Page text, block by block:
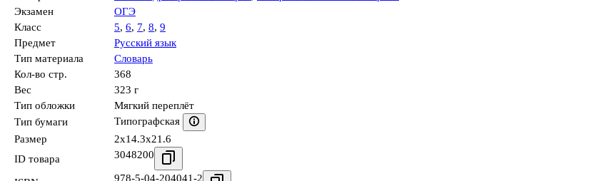
Экзамен
ОГЭ
Класс
5, 6, 7, 8, 9
Предмет
Русский язык
Тип материала
Словарь
Кол-во стр.
368
Вес
323 г
Тип обложки
Мягкий переплёт
Тип бумаги
Типографская
Размер
2x14.3x21.6
ID товара
3048200
978-5-04-204041-2